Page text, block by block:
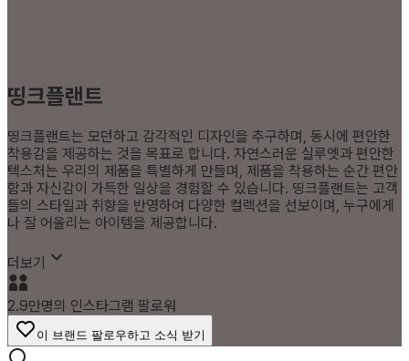
띵크플랜트
띵크플랜트는 모던하고 감각적인 디자인을 추구하며, 동시에 편안한
착용감을 제공하는 것을 목표로 합니다. 자연스러운 실루엣과 편안한
텍스처는 우리의 제품을 특별하게 만들며, 제품을 착용하는 순간 편안
함과 자신감이 가득한 일상을 경험할 수 있습니다. 띵크플랜트는 고객
들의 스타일과 취향을 반영하여 다양한 컬렉션을 선보이며, 누구에게
나 잘 어울리는 아이템을 제공합니다.
더보기
2.9만명의 인스타그램 팔로워
이 브랜드 팔로우하고 소식 받기